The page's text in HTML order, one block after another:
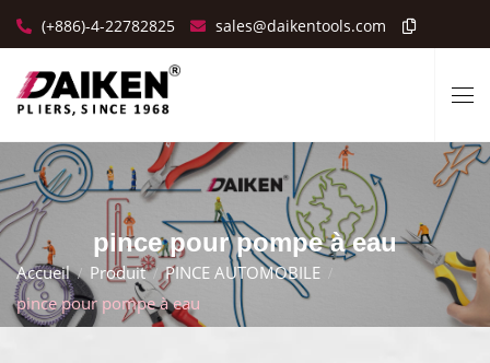
(+886)-4-22782825 sales@daikentools.com
pince pour pompe à eau
Accueil Produit
PINCE AUTOMOBILE
pince pour pompe à eau